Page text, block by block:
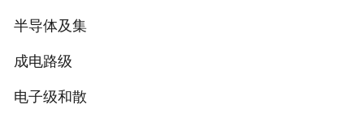
半导体及集
成电路级
电子级和散